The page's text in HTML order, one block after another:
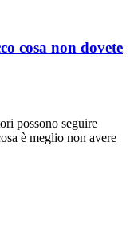
cosa non dovete
possono seguire
è meglio non avere